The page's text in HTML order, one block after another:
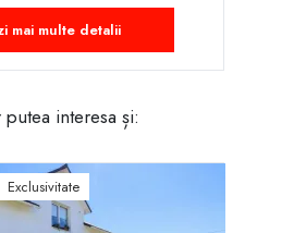
mai multe detalii
putea interesa și:
Exclusivitate